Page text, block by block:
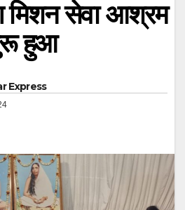
सेवा आश्रम
हुआ
Express